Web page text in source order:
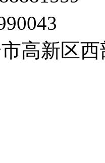
高新区西